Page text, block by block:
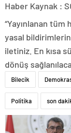
Haber Kaynak :
“Yayınlanan
yasal
iletiniz. En kısa
dönüş
Bilecik
Politika son